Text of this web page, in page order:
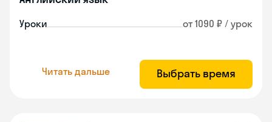
Уроки от 1090 ₽ / урок
Читать дальше Выбрать время